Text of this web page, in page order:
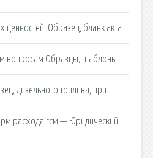
ценностей: Образец, бланк акта.
вопросам Образцы, шаблоны.
дизельного топлива, при.
расхода гсм — Юридический.